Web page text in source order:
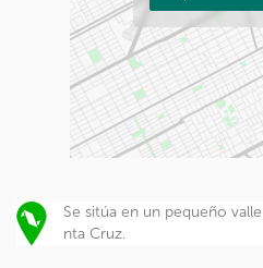
Se sitúa en un pequeño
nta Cruz.